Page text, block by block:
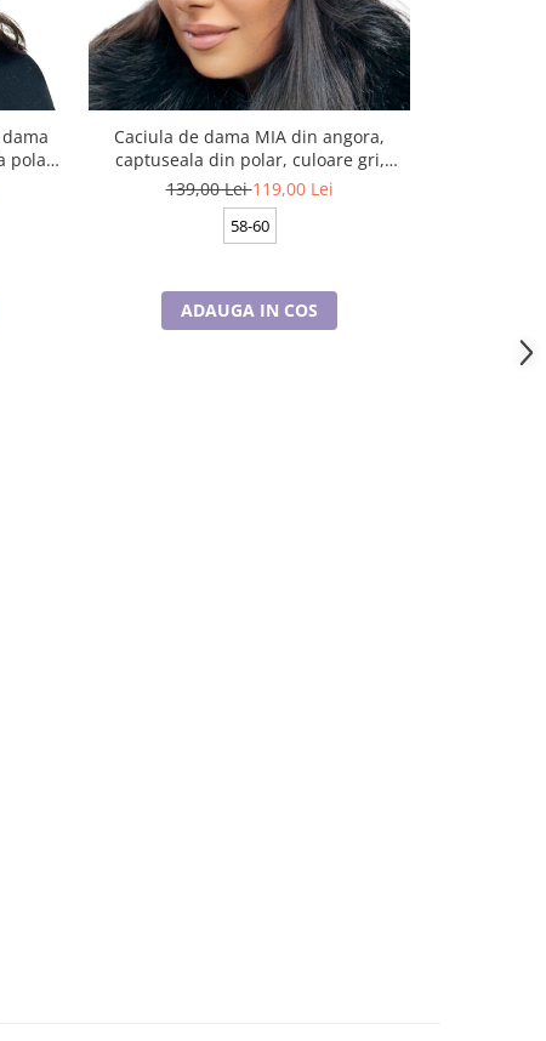
Caciula de dama MIA din angora,
captuseala din polar, culoare gri,
MIA22
139,00 Lei119,00 Lei
58-60
ADAUGA IN COS